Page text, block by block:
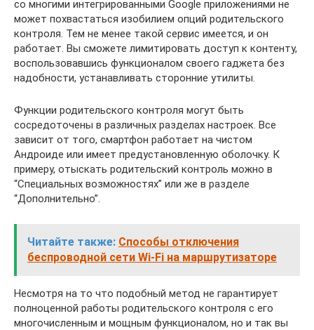
со многими интегрированными Google приложениями не
может похвастаться изобилием опций родительского
контроля. Тем не менее такой сервис имеется, и он
работает. Вы сможете лимитировать доступ к контенту,
воспользовавшись функционалом своего гаджета без
надобности, устанавливать сторонние утилиты.
Функции родительского контроля могут быть
сосредоточены в различных разделах настроек. Все
зависит от того, смартфон работает на чистом
Андроиде или имеет предустановленную оболочку. К
примеру, отыскать родительский контроль можно в
“Специальных возможностях” или же в разделе
“Дополнительно”.
Читайте также: Способы отключения
беспроводной сети Wi-Fi на маршрутизаторе
Несмотря на то что подобный метод не гарантирует
полноценной работы родительского контроля с его
многочисленным и мощным функционалом, но и так вы